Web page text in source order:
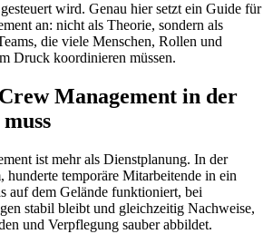
wird. Genau hier setzt ein Guide für
an: nicht als Theorie, sondern als
die viele Menschen, Rollen und
Druck koordinieren müssen.
Management in der
ist mehr als Dienstplanung. In der
hunderte temporäre Mitarbeitende in ein
auf dem Gelände funktioniert, bei
stabil bleibt und gleichzeitig Nachweise,
und Verpflegung sauber abbildet.